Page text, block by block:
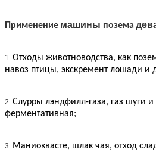
Применение машины позема
1. Отходы животноводства, как
навоз птицы, экскремент лошади и
2. Слурры лэндфилл-газа, газ шуги
ферментативная;
3. Маниоквасте, шлак чая, отход